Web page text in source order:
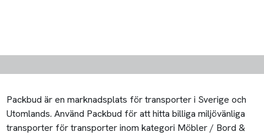
Packbud är en marknadsplats för transporter i Sverige och
Utomlands. Använd Packbud för att hitta billiga miljövänliga
transporter för transporter inom kategori Möbler / Bord &